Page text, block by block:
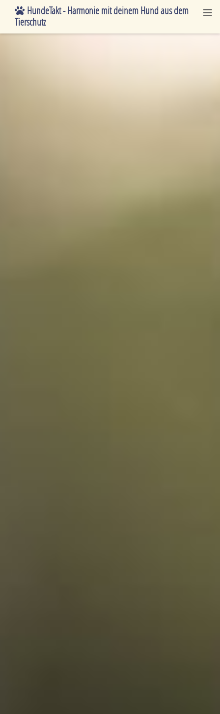
HundeTakt - Harmonie mit deinem Hund aus dem
Tierschutz